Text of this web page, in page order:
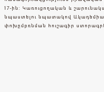
17-ին: Կառուցողական և
նպաստելու նպատակով
փոխըմբռնման հուշագիր